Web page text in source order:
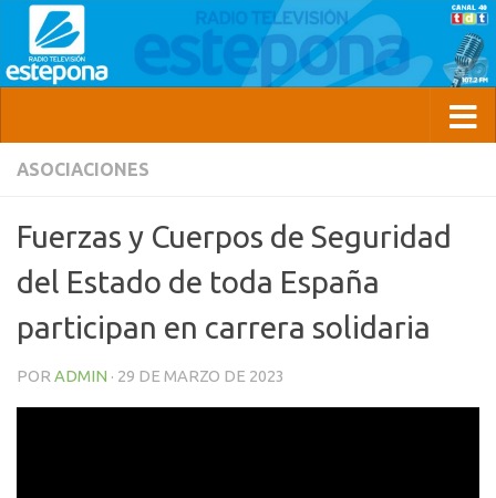
ASOCIACIONES
Fuerzas y Cuerpos de Seguridad
del Estado de toda España
participan en carrera solidaria
POR ADMIN · 29 DE MARZO DE 2023